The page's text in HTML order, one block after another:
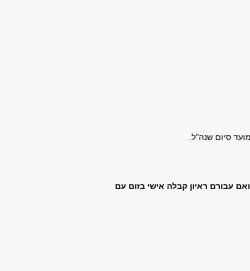
עבורם ראיון קבלה אישי בזום עם